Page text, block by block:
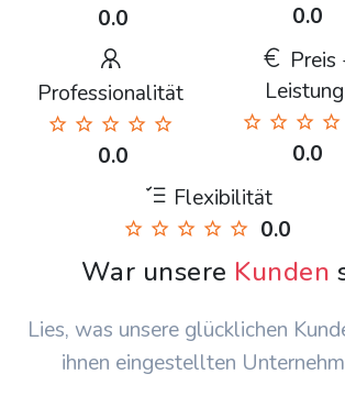
0.0 0.0
Professionalität
0.0
Preis
Leistung
0.0
Flexibilität
0.0
War unsere Kunden
Lies, was unsere glücklichen
ihnen eingestellten